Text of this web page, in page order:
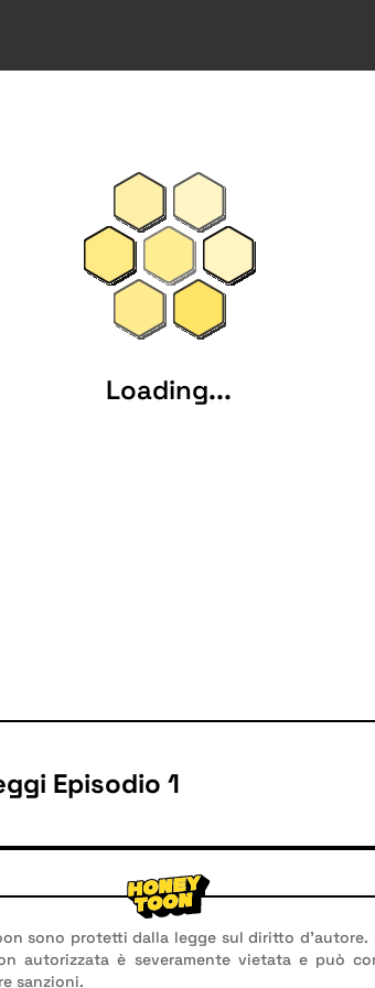
Loading...
Episodio 1
sono protetti dalla legge sul diritto d'autore.
autorizzata è severamente vietata e può
sanzioni.